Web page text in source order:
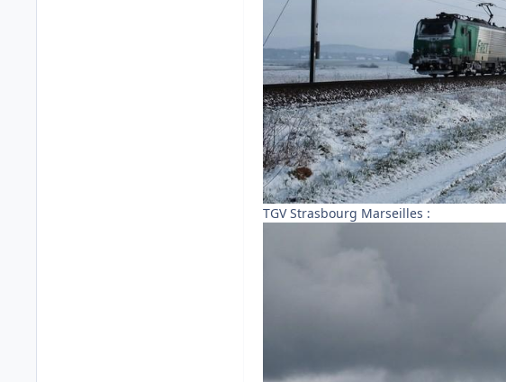
TGV Strasbourg Marseilles :